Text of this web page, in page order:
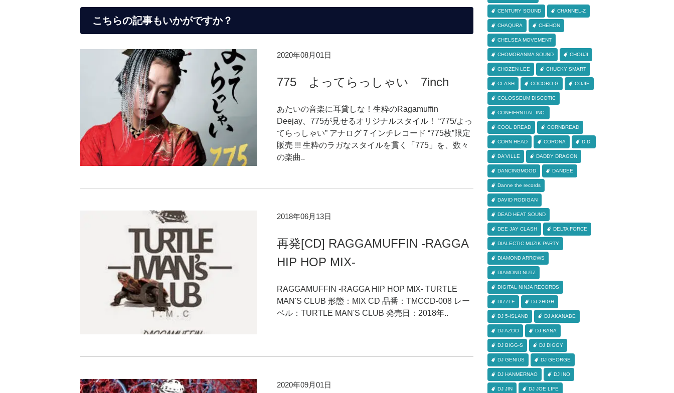
こちらの記事もいかがですか？
2020年08月01日
775 よってらっしゃい 7inch
あたいの音楽に耳貸しな！生粋のRagamuffin
Deejay、775が見せるオリジナルスタイル！ “775/よっ
てらっしゃい” アナログ７インチレコード “775枚”限定
販売 !!! 生粋のラガなスタイルを貫く「775」を、数々
の楽曲..
2018年06月13日
再発[CD] RAGGAMUFFIN -RAGGA
HIP HOP MIX-
RAGGAMUFFIN -RAGGA HIP HOP MIX- TURTLE
MAN'S CLUB 形態：MIX CD 品番：TMCCD-008 レー
ベル：TURTLE MAN'S CLUB 発売日：2018年..
2020年09月01日
CENTURY SOUND CHANNEL-Z
CHAQURA CHEHON
CHELSEA MOVEMENT
CHOMORANMA SOUND CHOUJI
CHOZEN LEE CHUCKY SMART
CLASH COCORO-G COJIE
COLOSSEUM DISCOTIC
CONFIFRNTIAL INC.
COOL DREAD CORNBREAD
CORN HEAD CORONA D.D.
DA'VILLE DADDY DRAGON
DANCINGMOOD DANDEE
Danne the records
DAVID RODIGAN
DEAD HEAT SOUND
DEE JAY CLASH DELTA FORCE
DIALECTIC MUZIK PARTY
DIAMOND ARROWS
DIAMOND NUTZ
DIGITAL NINJA RECORDS
DIZZLE DJ 2HIGH
DJ 5-ISLAND DJ AKANABE
DJ AZOO DJ BANA
DJ BIGG-S DJ DIGGY
DJ GENIUS DJ GEORGE
DJ HANMERNAO DJ INO
DJ JIN DJ JOE LIFE